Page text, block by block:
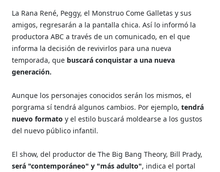
La Rana René, Peggy, el Monstruo Come Galletas y sus
amigos, regresarán a la pantalla chica. Así lo informó la
productora ABC a través de un comunicado, en el que
informa la decisión de revivirlos para una nueva
temporada, que buscará conquistar a una nueva
generación.
Aunque los personajes conocidos serán los mismos, el
porgrama sí tendrá algunos cambios. Por ejemplo,tendrá
nuevo formato y el estilo buscará moldearse a los gustos
del nuevo público infantil.
El show, del productor de The Big Bang Theory, Bill Prady,
será "contemporáneo" y "más adulto", indica el portal